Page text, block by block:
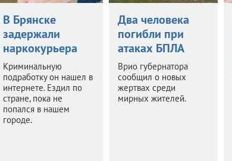
В Брянске
задержали
наркокурьера
Криминальную
подработку он нашел в
интернете. Ездил по
стране, пока не
попался в нашем
городе.
Два человека
погибли при
атаках БПЛА
Врио губернатора
сообщил о новых
жертвах среди
мирных жителей.